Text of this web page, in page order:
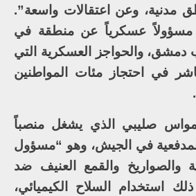
مدنية، وعن اعتقالات واسعة”.
مسؤولاً عسكرياً عن منطقة في
والحواجز العسكرية التي
في احتجاز مئات المواطنين
صليبي الذي يشغل منصباً
في الجيش، وهو “مسؤول
والصواريخ والقمع العنيف ضد
استخدام السلاح الكيميائي،